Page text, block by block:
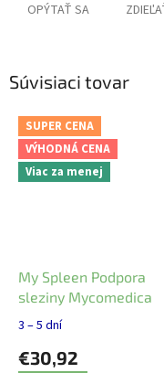
OPÝTAŤ SA
Súvisiaci tovar
SUPER CENA
VÝHODNÁ CENA
Viac za menej
My Spleen Podpora
sleziny Mycomedica
3 – 5 dní
€30,92